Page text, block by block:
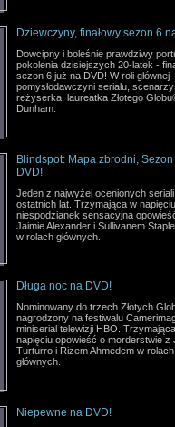
Dziewczyny, finałowy sezon 6
Dowcipny i boleśnie prawdziwy
pokolenia dzisiejszych 20-latek -
sezon 6 już na DVD! W roli głównej
pomysłodawczyni serialu,
reżyserka, laureatka Złotego
Dunham.
Blindspot: Mapa zbrodni,
DVD!
Jeden z najwyżej ocenionych seriali
ostatnich lat. Trzymająca w napięciu
niespodzianek sensacyjna
Jaimie Alexander i Sullivanem
w rolach głównych.
Długa noc na DVD!
Nominowany do trzech Złotych
nagrodzony na festiwalu
miniserial telewizji HBO.
napięciu opowieść o morderstwie z
Turturro i Rizem Ahmedem w rolach
głównych.
Niepewne na DVD!